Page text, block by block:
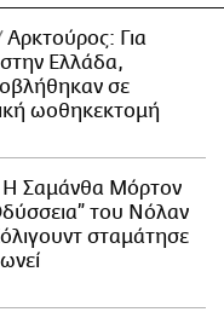
Αρκτούρος: Για
Ελλάδα,
σε
ωοθηκεκτομή
Σαμάνθα Μόρτον
του Νόλαν
σταμάτησε